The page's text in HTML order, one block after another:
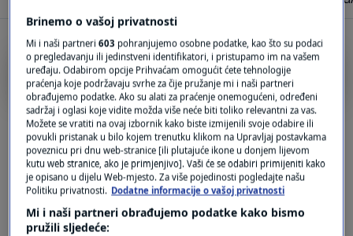
KUĆNA BILJKA
Monstera: Održavanje, zalijevanje i kako
se općenito brinuti za ovu popularnu
biljku?
LIFESTYLE |30. kol.| 0
Stručnjak tvrdi da je ova kućna biljka vrlo
učinkovita protiv plijesni
LIFESTYLE 30. kol. 0
Brinemo o vašoj privatnosti
Mi i naši partneri603 pohranjujemo osobne podatke, kao što su podaci
o pregledavanju ili jedinstveni identifikatori, i pristupamo im na vašem
uređaju. Odabirom opcije Prihvaćam omogućit ćete tehnologije
praćenja koje podržavaju svrhe za čije pružanje mi i naši partneri
obrađujemo podatke. Ako su alati za praćenje onemogućeni, određeni
sadržaj i oglasi koje vidite možda više neće biti toliko relevantni za vas.
Možete se vratiti na ovaj izbornik kako biste izmijenili svoje odabire ili
povukli pristanak u bilo kojem trenutku klikom na Upravljaj postavkama
poveznicu pri dnu web-stranice [ili plutajuće ikone u donjem lijevom
kutu web stranice, ako je primjenjivo]. Vaši će se odabiri primijeniti kako
je opisano u dijelu Web-mjesto. Za više pojedinosti pogledajte našu
Politiku privatnosti. Dodatne informacije o vašoj privatnosti
Mi i naši partneri obrađujemo podatke kako bismo
pružili sljedeće: